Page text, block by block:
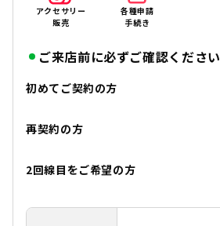
アクセサリー
販売
各種申請
手続き
ご来店前に必ずご確認ください
初めてご契約の方
再契約の方
2回線目をご希望の方